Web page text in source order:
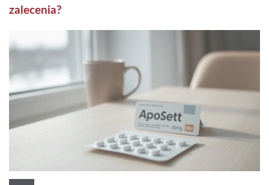
zalecenia?